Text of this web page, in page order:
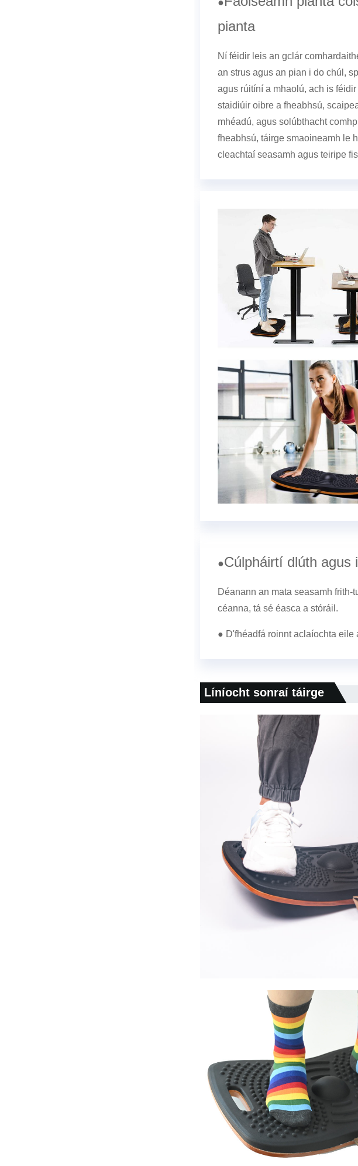
pianta
Ní féidir leis an gclár
an strus agus an pian i do chúl,
agus rúitíní a mhaolú, ach is
staidiúir oibre a fheabhsú,
mhéadú, agus solúbthacht
fheabhsú, táirge smaoineamh le
cleachtaí seasamh agus teiripe
●Cúlpháirtí dlúth agus
Déanann an mata seasamh
céanna, tá sé éasca a stóráil.
● D'fhéadfá roinnt aclaíochta eile
Líníocht sonraí táirge